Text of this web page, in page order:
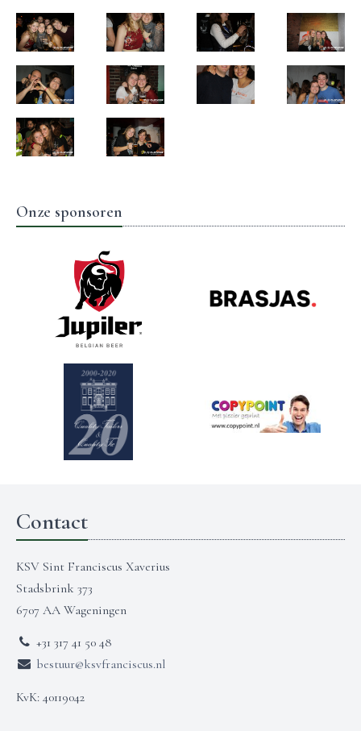
Onze sponsoren
Contact
KSV Sint Franciscus Xaverius
Stadsbrink 373
6707 AA Wageningen
+31 317 41 50 48
bestuur@ksvfranciscus.nl
KvK: 40119042